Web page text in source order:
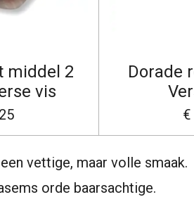
middel 2
vis
Dorade
€
vettige, maar volle smaak.
orde baarsachtige.